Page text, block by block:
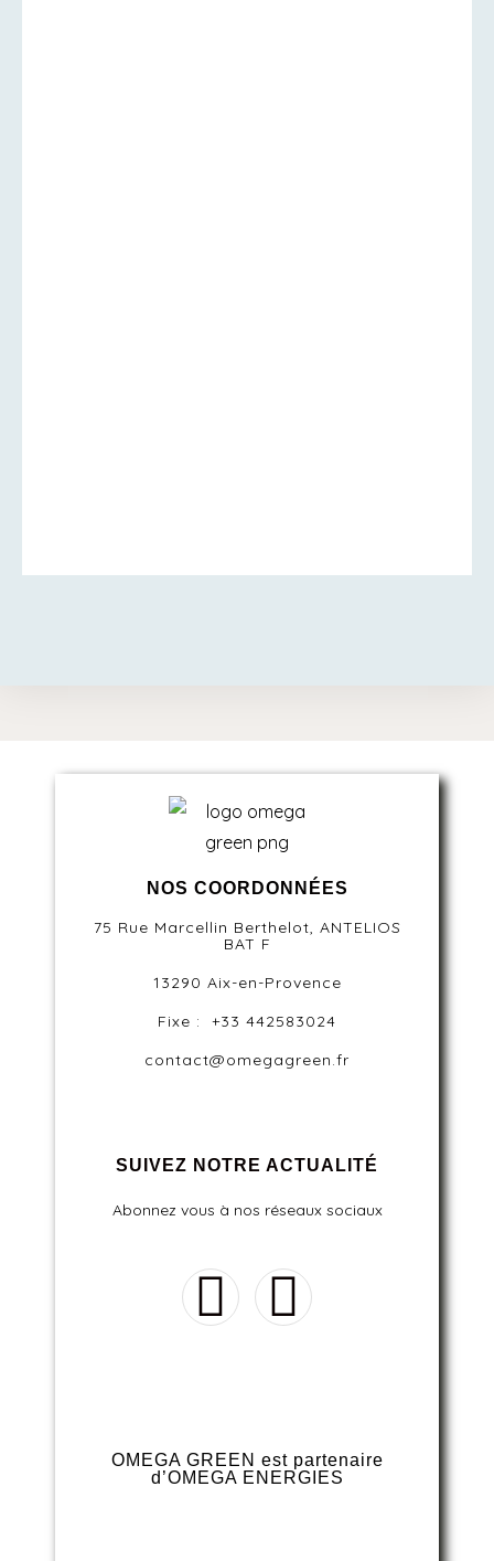
NOS COORDONNÉES
75 Rue Marcellin Berthelot, ANTELIOS
BAT F
13290 Aix-en-Provence
Fixe : +33 442583024
contact@omegagreen.fr
SUIVEZ NOTRE ACTUALITÉ
Abonnez vous à nos réseaux sociaux
OMEGA GREEN est partenaire
d’OMEGA ENERGIES